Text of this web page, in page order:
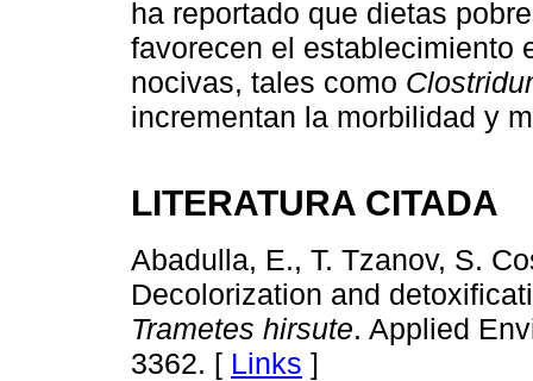
ha reportado que dietas
favorecen el establecimiento
nocivas, tales como
incrementan la morbilidad y
LITERATURA CITADA
Abadulla, E., T. Tzanov, S.
Decolorization and
Trametes hirsute. Applied
3362. [ Links ]